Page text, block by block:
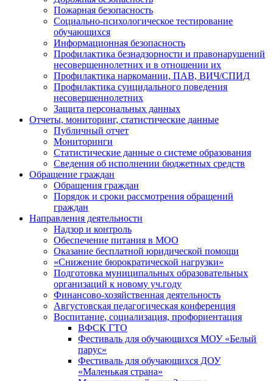
Пожарная безопасность
Социально-психологическое тестирование
обучающихся
Информационная безопасность
Профилактика безнадзорности и правонарушений
несовершеннолетних и в отношении их
Профилактика наркомании, ПАВ, ВИЧ/СПИД
Профилактика суицидального поведения
несовершеннолетних
Защита персональных данных
Отчеты, мониторинг, статистические данные
Публичный отчет
Мониторинги
Статистические данные о системе образования
Сведения об исполнении бюджетных средств
Обращение граждан
Обращения граждан
Порядок и сроки рассмотрения обращений
граждан
Направления деятельности
Надзор и контроль
Обеспечение питания в МОО
Оказание бесплатной юридической помощи
«Снижение бюрократической нагрузки»
Подготовка муниципальных образовательных
организаций к новому уч.году
Финансово-хозяйственная деятельность
Августовская педагогическая конференция
Воспитание, социализация, профориентация
ВФСК ГТО
Фестиваль для обучающихся МОУ «Белый
парус»
Фестиваль для обучающихся ДОУ
«Маленькая страна»